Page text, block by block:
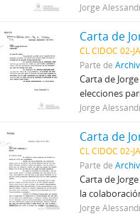
Jorge
Carta de
CL CIDOC 02-
Parte de
Carta de
elecciones
Jorge
Carta de
CL CIDOC 02-
Parte de
Carta de
la
Jorge